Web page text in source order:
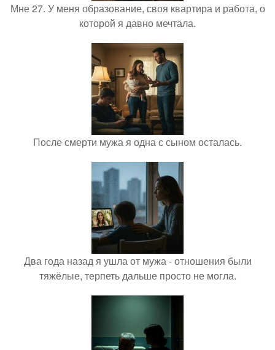
Мне 27. У меня образование, своя квартира и работа, о
которой я давно мечтала.
После смерти мужа я одна с сыном осталась.
Два года назад я ушла от мужа - отношения были
тяжёлые, терпеть дальше просто не могла.